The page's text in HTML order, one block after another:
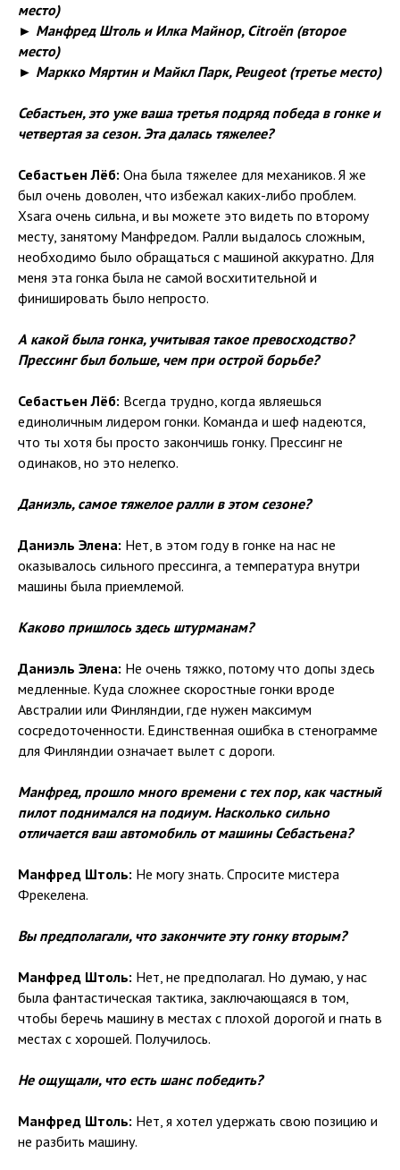
место)
► Манфред Штоль и Илка Майнор, Citroën (второе
место)
► Маркко Мяртин и Майкл Парк, Peugeot (третье место)
Себастьен, это уже ваша третья подряд победа в гонке и
четвертая за сезон. Эта далась тяжелее?
Себастьен Лёб: Она была тяжелее для механиков. Я же
был очень доволен, что избежал каких-либо проблем.
Xsara очень сильна, и вы можете это видеть по второму
месту, занятому Манфредом. Ралли выдалось сложным,
необходимо было обращаться с машиной аккуратно. Для
меня эта гонка была не самой восхитительной и
финишировать было непросто.
А какой была гонка, учитывая такое превосходство?
Прессинг был больше, чем при острой борьбе?
Себастьен Лёб: Всегда трудно, когда являешься
единоличным лидером гонки. Команда и шеф надеются,
что ты хотя бы просто закончишь гонку. Прессинг не
одинаков, но это нелегко.
Даниэль, самое тяжелое ралли в этом сезоне?
Даниэль Элена: Нет, в этом году в гонке на нас не
оказывалось сильного прессинга, а температура внутри
машины была приемлемой.
Каково пришлось здесь штурманам?
Даниэль Элена: Не очень тяжко, потому что допы здесь
медленные. Куда сложнее скоростные гонки вроде
Австралии или Финляндии, где нужен максимум
сосредоточенности. Единственная ошибка в стенограмме
для Финляндии означает вылет с дороги.
Манфред, прошло много времени с тех пор, как частный
пилот поднимался на подиум. Насколько сильно
отличается ваш автомобиль от машины Себастьена?
Манфред Штоль: Не могу знать. Спросите мистера
Фрекелена.
Вы предполагали, что закончите эту гонку вторым?
Манфред Штоль: Нет, не предполагал. Но думаю, у нас
была фантастическая тактика, заключающаяся в том,
чтобы беречь машину в местах с плохой дорогой и гнать в
местах с хорошей. Получилось.
Не ощущали, что есть шанс победить?
Манфред Штоль: Нет, я хотел удержать свою позицию и
не разбить машину.